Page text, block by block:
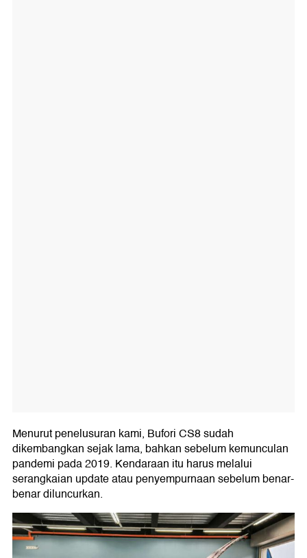
Menurut penelusuran kami, Bufori CS8 sudah
dikembangkan sejak lama, bahkan sebelum kemunculan
pandemi pada 2019. Kendaraan itu harus melalui
serangkaian update atau penyempurnaan sebelum benar-
benar diluncurkan.